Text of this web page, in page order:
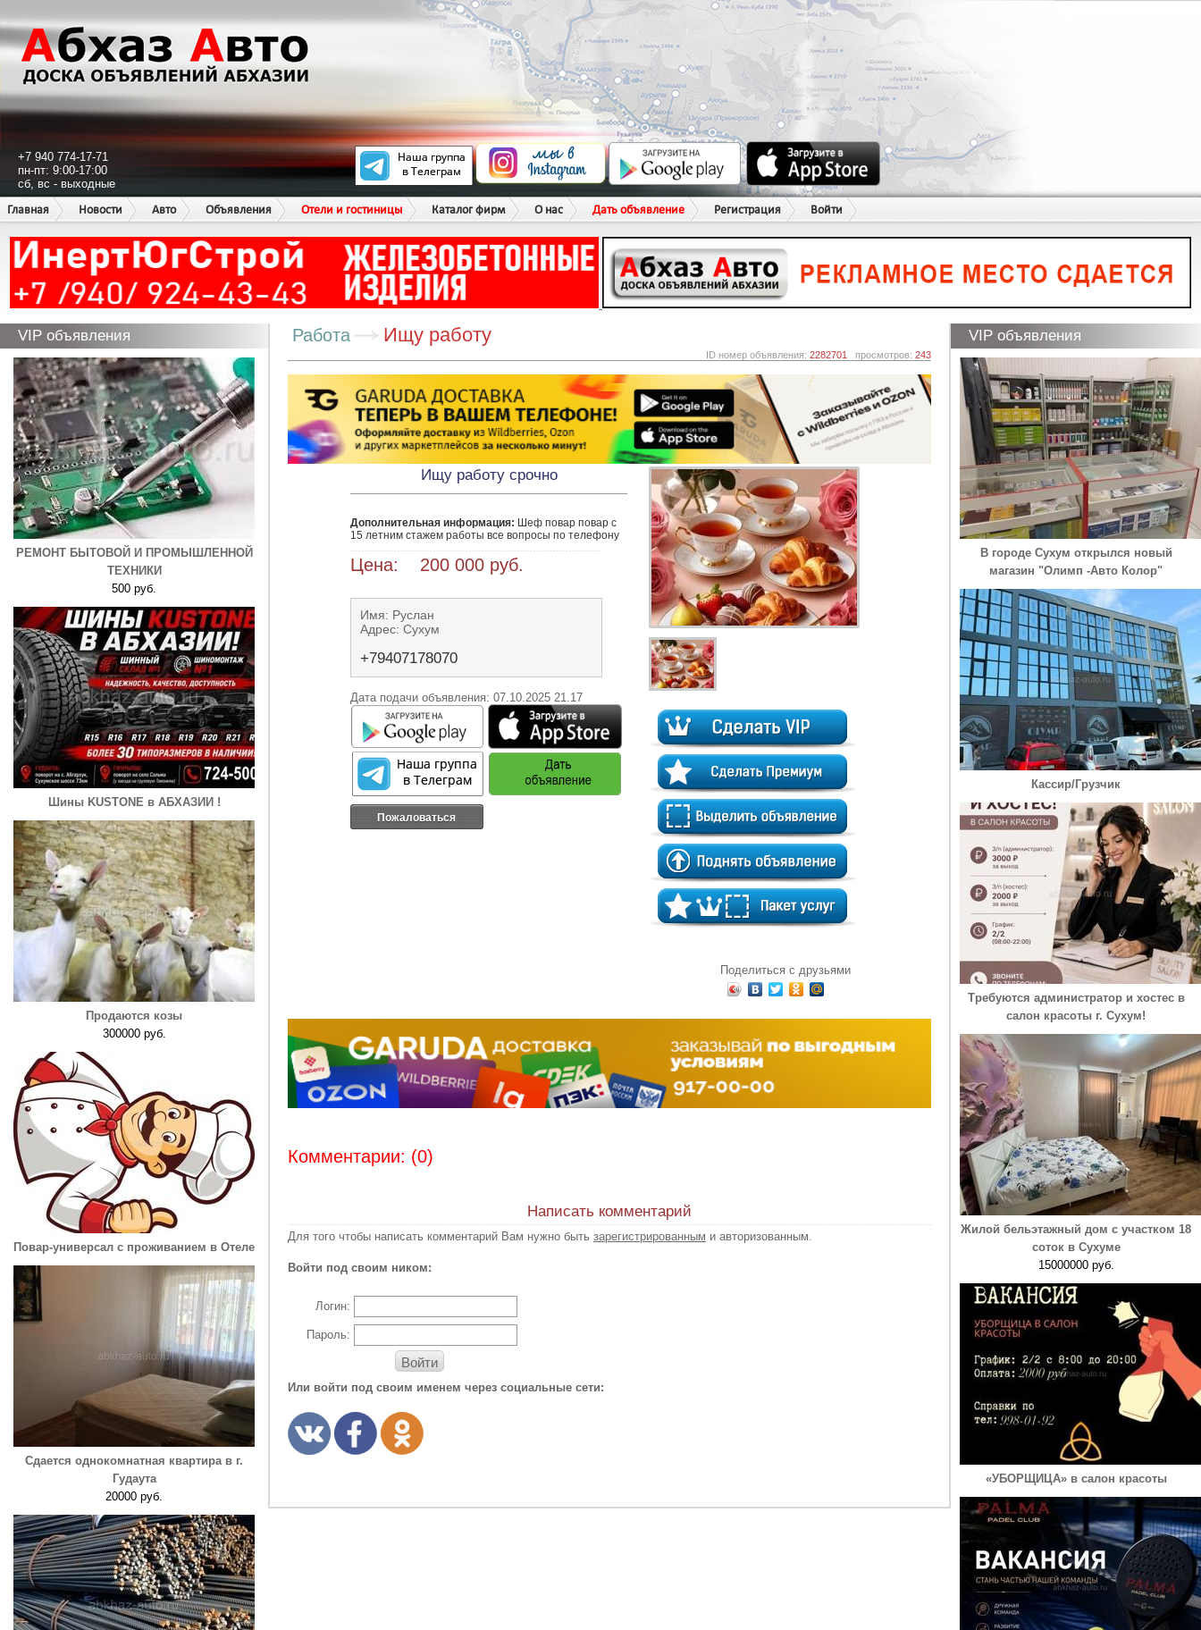
+7 940 774-17-71
пн-пт: 9:00-17:00
сб, вс - выходные
Главная
Новости Авто Объявления Отели и гостиницы Каталог фирм О нас Дать объявление Регистрация Войти
VIP объявления
РЕМОНТ БЫТОВОЙ И ПРОМЫШЛЕННОЙ
ТЕХНИКИ
500 руб.
Шины KUSTONE в АБХАЗИИ !
Продаются козы
300000 руб.
Повар-универсал с проживанием в Отеле
Сдается однокомнатная квартира в г.
Гудаута
20000 руб.
Работа Ищу работу
ID номер объявления: 2282701 просмотров: 243
Ищу работу срочно
Дополнительная информация: Шеф повар повар с
15 летним стажем работы все вопросы по телефону
Цена: 200 000 руб.
Имя: Руслан
Адрес: Сухум
+79407178070
Дата подачи объявления: 07.10.2025 21.17
Пожаловаться
Поделиться с друзьями
Комментарии: (0)
Написать комментарий
Для того чтобы написать комментарий Вам нужно быть зарегистрированным и авторизованным.
Войти под своим ником:
Логин:
Пароль:
Войти
Или войти под своим именем через социальные сети:
VIP объявления
В городе Сухум открылся новый
магазин "Олимп -Авто Колор"
Кассир/Грузчик
Требуются администратор и хостес в
салон красоты г. Сухум!
Жилой бельэтажный дом с участком 18
соток в Сухуме
15000000 руб.
«УБОРЩИЦА» в салон красоты